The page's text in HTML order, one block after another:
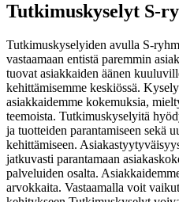
Tutkimuskyselyt S-
Tutkimuskyselyiden avulla S-
vastaamaan entistä paremmin
tuovat asiakkaiden äänen
kehittämisemme keskiössä.
asiakkaidemme kokemuksia,
teemoista. Tutkimuskyselyitä
ja tuotteiden parantamiseen sekä
kehittämiseen.
jatkuvasti parantamaan
palveluiden osalta.
arvokkaita. Vastaamalla voit